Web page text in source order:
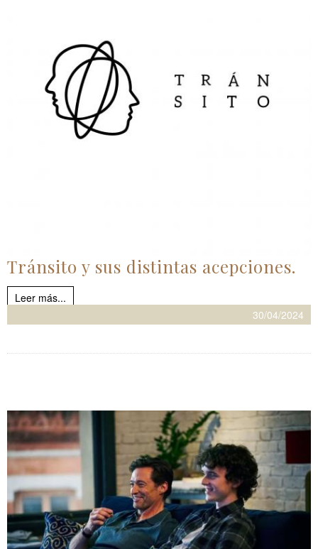
Tránsito y sus distintas acepciones.
Leer más...
30/04/2024